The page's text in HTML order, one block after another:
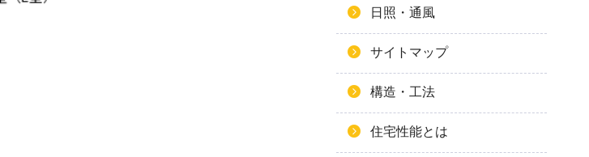
日照・通風
サイトマップ
構造・工法
住宅性能とは